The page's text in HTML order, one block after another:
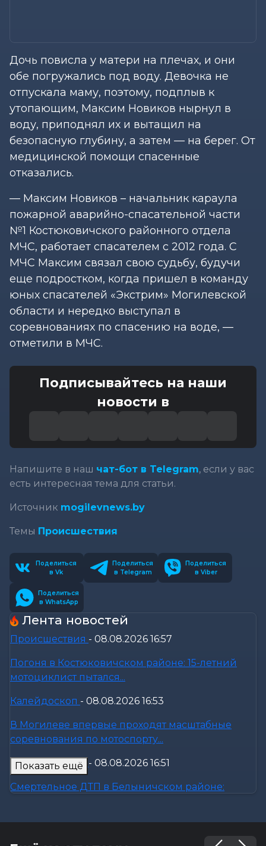
Дочь повисла у матери на плечах, и они
обе погружались под воду. Девочка не
отпускала маму, поэтому, подплыв к
утопающим, Максим Новиков нырнул в
воду, приподнял их и вытащил на
безопасную глубину, а затем — на берег. От
медицинской помощи спасенные
отказались.
— Максим Новиков – начальник караула
пожарной аварийно-спасательной части
№1 Костюковичского районного отдела
МЧС, работает спасателем с 2012 года. С
МЧС Максим связал свою судьбу, будучи
еще подростком, когда пришел в команду
юных спасателей «Экстрим» Могилевской
области и нередко выступал в
соревнованиях по спасению на воде, —
отметили в МЧС.
Подписывайтесь на наши
новости в
Напишите в наш чат-бот в Telegram, если у вас
есть интересная тема для статьи.
Источник mogilevnews.by
Темы Происшествия
Поделиться
в Vk
Поделиться
в Telegram
Поделиться
в Viber
Поделиться
в WhatsApp
Лента новостей
Происшествия - 08.08.2026 16:57
Погоня в Костюковичском районе: 15-летний
мотоциклист пытался...
Калейдоскоп - 08.08.2026 16:53
В Могилеве впервые проходят масштабные
соревнования по мотоспорту...
Происшествия - 08.08.2026 16:51
Смертельное ДТП в Белыничском районе:
Общество -08.08.2026 15:00
Показать ещё